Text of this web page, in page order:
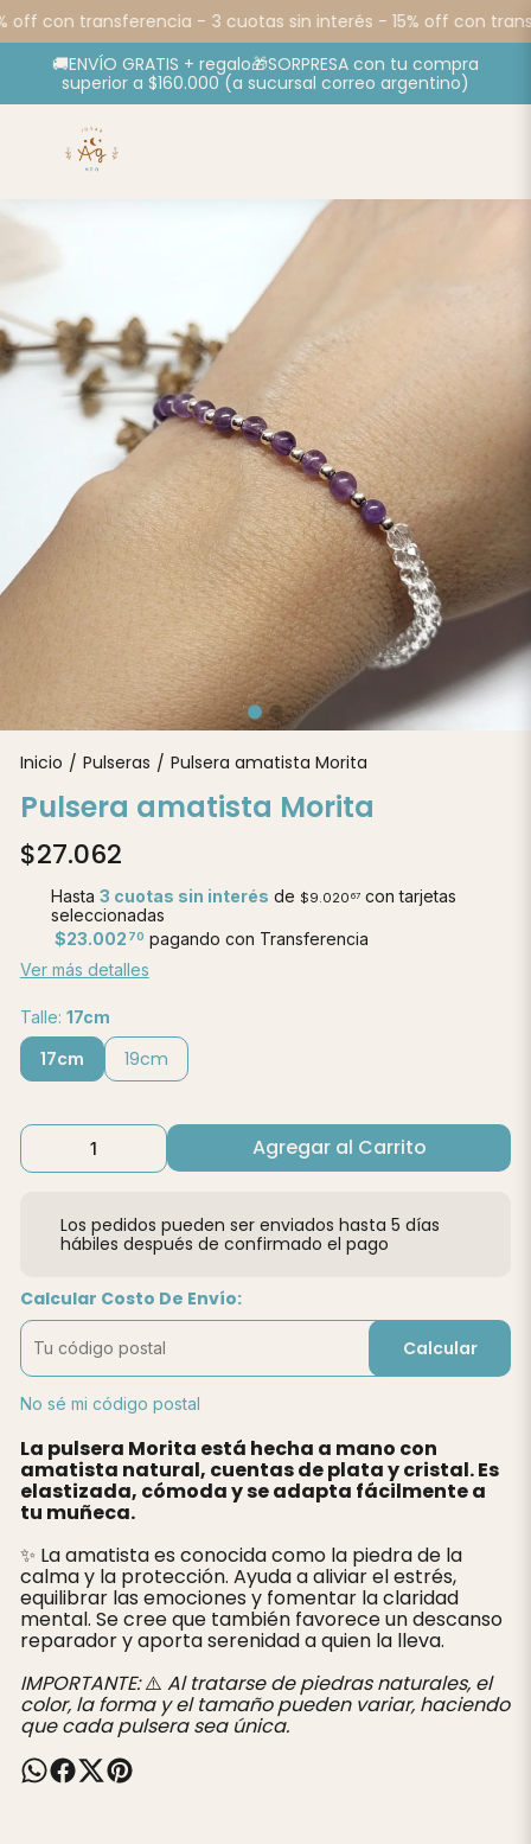
off con transferencia - 3 cuotas sin interés - 15% off con
🚚ENVÍO GRATIS + regalo🎁SORPRESA con tu compra
superior a $160.000 (a sucursal correo argentino)
Inicio / Pulseras / Pulsera amatista Morita
Pulsera amatista Morita
$27.062
Hasta 3 cuotas sin interés de $9.020 67con tarjetas
seleccionadas
$23.002 70 pagando con Transferencia
Ver más detalles
Talle: 17cm
17cm 19cm
Agregar al Carrito
Los pedidos pueden ser enviados hasta 5 días
hábiles después de confirmado el pago
Calcular Costo De Envío:
Calcular
No sé mi código postal
La pulsera Morita está hecha a mano con
amatista natural, cuentas de plata y cristal. Es
elastizada, cómoda y se adapta fácilmente a
tu muñeca.
✨ La amatista es conocida como la piedra de la
calma y la protección. Ayuda a aliviar el estrés,
equilibrar las emociones y fomentar la claridad
mental. Se cree que también favorece un descanso
reparador y aporta serenidad a quien la lleva.
IMPORTANTE:⚠️ Al tratarse de piedras naturales, el
color, la forma y el tamaño pueden variar, haciendo
que cada pulsera sea única.